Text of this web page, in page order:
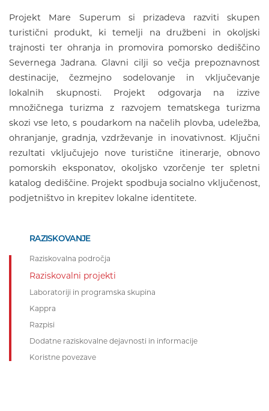
Projekt Mare Superum si prizadeva razviti skupen
turistični produkt, ki temelji na družbeni in okoljski
trajnosti ter ohranja in promovira pomorsko dediščino
Severnega Jadrana. Glavni cilji so večja prepoznavnost
destinacije, čezmejno sodelovanje in vključevanje
lokalnih skupnosti. Projekt odgovarja na izzive
množičnega turizma z razvojem tematskega turizma
skozi vse leto, s poudarkom na načelih plovba, udeležba,
ohranjanje, gradnja, vzdrževanje in inovativnost. Ključni
rezultati vključujejo nove turistične itinerarje, obnovo
pomorskih eksponatov, okoljsko vzorčenje ter spletni
katalog dediščine. Projekt spodbuja socialno vključenost,
podjetništvo in krepitev lokalne identitete.
RAZISKOVANJE
Raziskovalna področja
Raziskovalni projekti
Laboratoriji in programska skupina
Kappra
Razpisi
Dodatne raziskovalne dejavnosti in informacije
Koristne povezave